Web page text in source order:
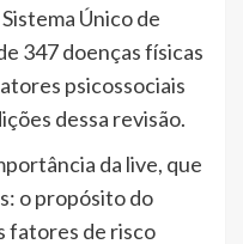
Único de
347 doenças físicas
psicossociais
dessa revisão.
da live, que
o propósito do
fatores de risco